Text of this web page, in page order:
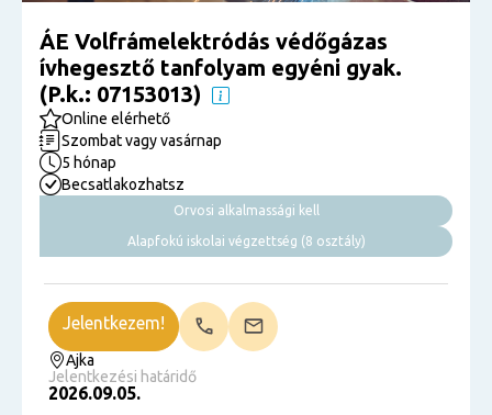
ÁE Volfrámelektródás védőgázas
ívhegesztő tanfolyam egyéni gyak.
(P.k.: 07153013)
Online elérhető
Szombat vagy vasárnap
5 hónap
Becsatlakozhatsz
Orvosi alkalmassági kell
Alapfokú iskolai végzettség (8 osztály)
Ajka
Jelentkezési határidő
2026.09.05.
Jelentkezem!